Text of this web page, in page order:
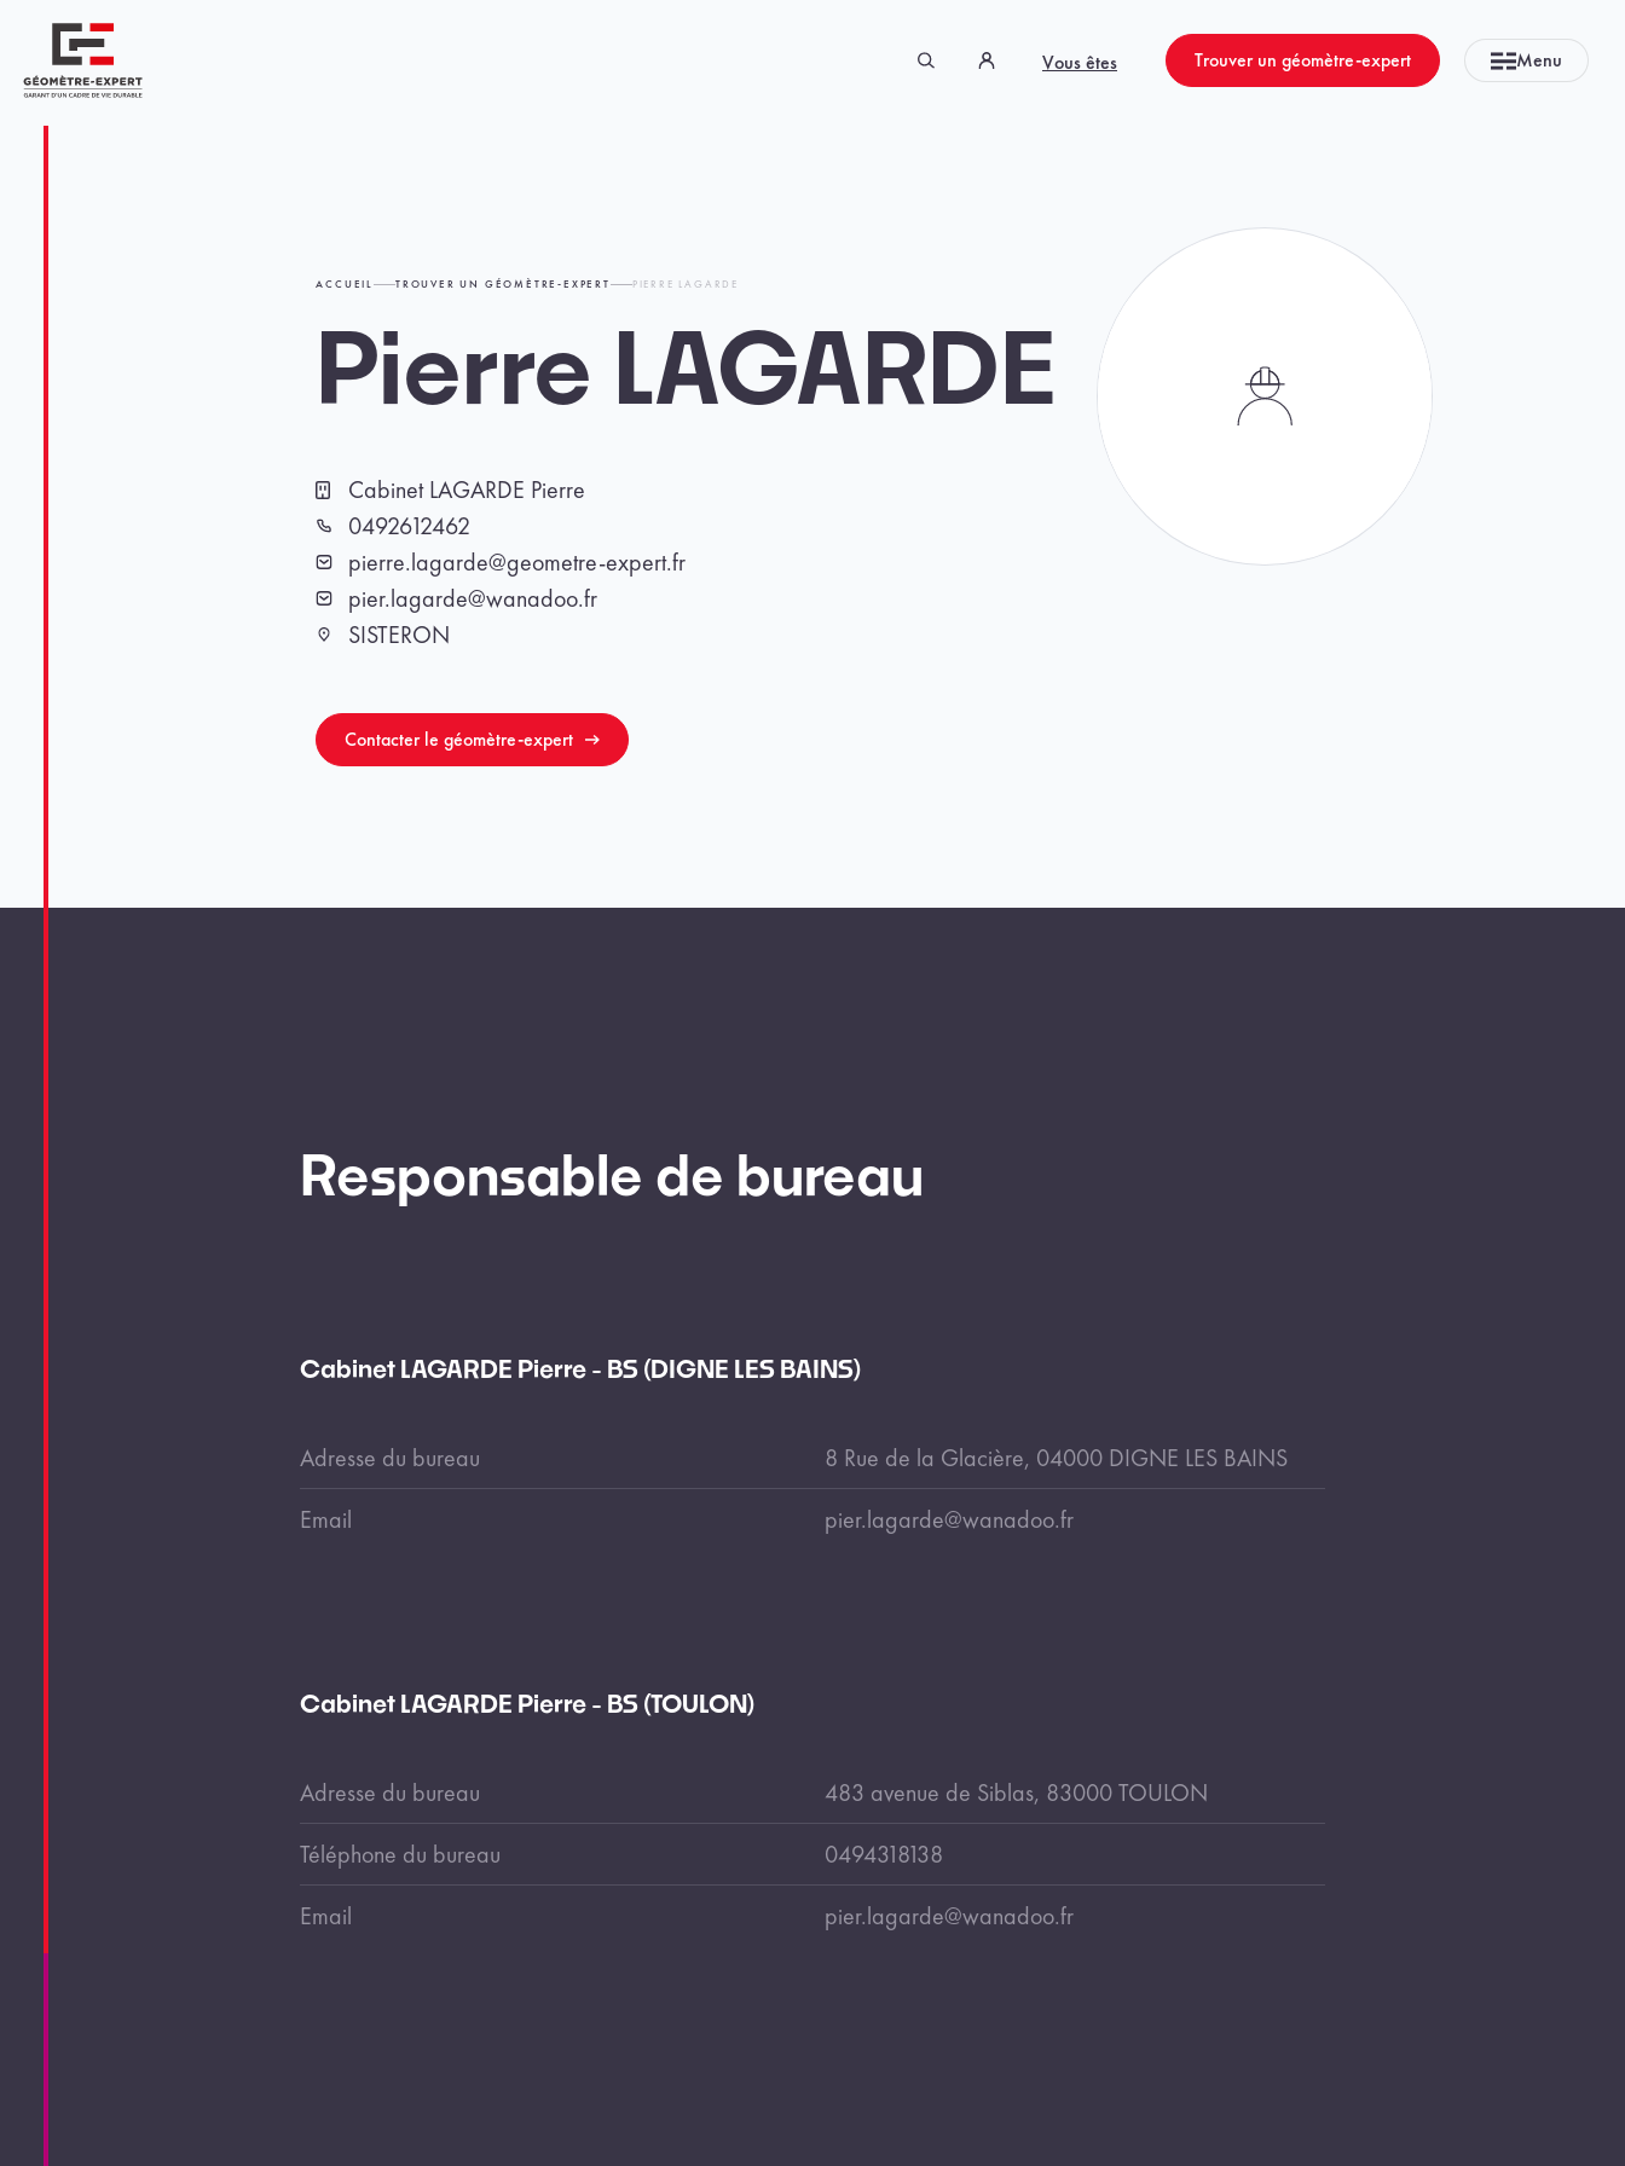
Vous êtes Trouver un géomètre-expert Menu
ACCUEIL TROUVER UN GÉOMÈTRE-EXPERT PIERRE LAGARDE
Pierre LAGARDE
Cabinet
Cabinet LAGARDE Pierre
Téléphone
0492612462
Emailpierre.lagarde@geometre-expert.fr
Emailpier.lagarde@wanadoo.fr
VilleSISTERON
Contacter le géomètre-expert
Responsable de bureau
Cabinet LAGARDE Pierre - BS (DIGNE LES BAINS)
Adresse du bureau
8 Rue de la Glacière, 04000 DIGNE LES BAINS
Email
pier.lagarde@wanadoo.fr
Cabinet LAGARDE Pierre - BS (TOULON)
Adresse du bureau
483 avenue de Siblas, 83000 TOULON
Téléphone du bureau
0494318138
Email
pier.lagarde@wanadoo.fr
Panneau de gestion des cookies